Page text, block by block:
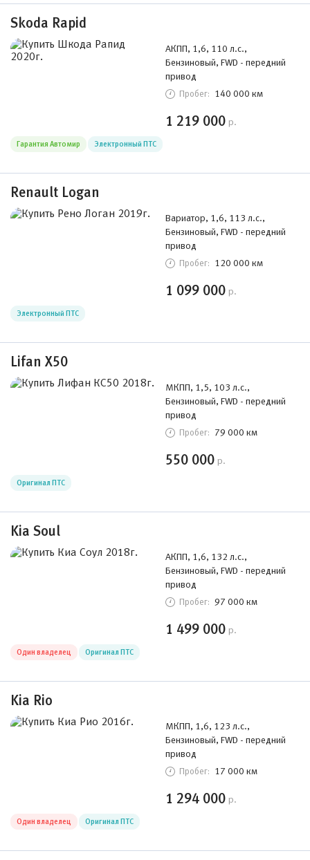
Skoda Rapid
АКПП, 1,6, 110 л.с.,
Бензиновый, FWD - передний
привод
Пробег: 140 000 км
1 219 000 р.
Гарантия Автомир Электронный ПТС
Renault Logan
Вариатор, 1,6, 113 л.с.,
Бензиновый, FWD - передний
привод
Пробег: 120 000 км
1 099 000 р.
Электронный ПТС
Lifan X50
МКПП, 1,5, 103 л.с.,
Бензиновый, FWD - передний
привод
Пробег: 79 000 км
550 000 р.
Оригинал ПТС
Kia Soul
АКПП, 1,6, 132 л.с.,
Бензиновый, FWD - передний
привод
Пробег: 97 000 км
1 499 000 р.
Один владелец Оригинал ПТС
Kia Rio
МКПП, 1,6, 123 л.с.,
Бензиновый, FWD - передний
привод
Пробег: 17 000 км
1 294 000 р.
Один владелец Оригинал ПТС